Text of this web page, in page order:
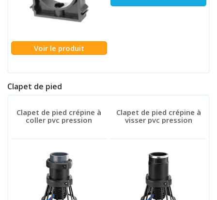
Voir le produit
Clapet de pied
Clapet de pied crépine à
coller pvc pression
Clapet de pied crépine à
visser pvc pression